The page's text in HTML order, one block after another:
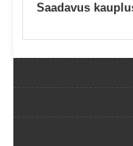
Saadavus